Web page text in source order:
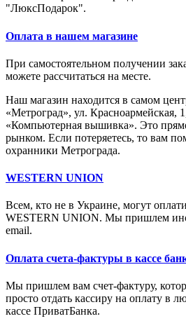
"ЛюксПодарок".
Оплата в нашем магазине
При самостоятельном получении
можете рассчитаться на месте.
Наш магазин находится в самом
«Метроград», ул. Красноармейская,
«Компьютерная вышивка». Это
рынком. Если потеряетесь, то вам
охранники Метрограда.
WESTERN UNION
Всем, кто не в Украине, могут
WESTERN UNION. Мы пришлем
email.
Оплата счета-фактуры в кассе
Мы пришлем вам счет-фактуру,
просто отдать кассиру на оплату в
кассе ПриватБанка.